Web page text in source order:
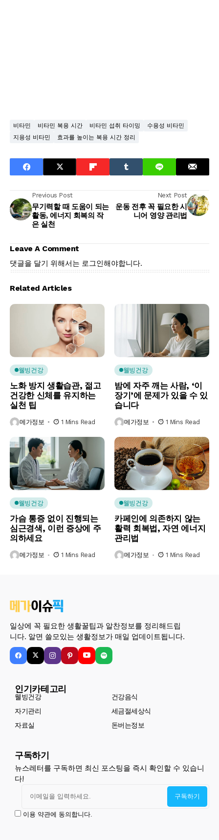
비타민 비타민 복용 시간 비타민 섭취 타이밍
수용성 비타민
지용성 비타민
효과를 높이는 복용 시간 정리
Previous Post
무기력할 때 도움이 되는
활동, 에너지 회복의 작
은 실천
Next Post
운동 전후 꼭 필요한 시
니어 영양 관리법
Leave A Comment
댓글을 달기 위해서는 로그인해야합니다.
Related Articles
웰빙건강
노화 방지 생활습관, 젊고
건강한 신체를 유지하는
실천 팁
메가정보 1 Mins Read
웰빙건강
밤에 자주 깨는 사람, ‘이
장기’에 문제가 있을 수 있
습니다
메가정보 1 Mins Read
웰빙건강
가슴 통증 없이 진행되는
심근경색, 이런 증상에 주
의하세요
메가정보 1 Mins Read
웰빙건강
카페인에 의존하지 않는
활력 회복법, 자연 에너지
관리법
메가정보 1 Mins Read
일상에 꼭 필요한 생활꿀팁과 알찬정보를 정리해드립
니다. 알면 쓸모있는 생활정보가 매일 업데이트됩니다.
인기카테고리
웰빙건강
건강음식
자기관리
세금절세상식
자료실
돈버는정보
구독하기
뉴스레터를 구독하면 최신 포스팅을 즉시 확인할 수 있습니
다!
이용 약관에 동의합니다.